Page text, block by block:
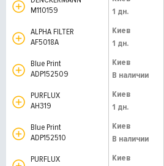
M110159
1 дн.
ALPHA FILTER
AF5018A
Киев
1 дн.
Blue Print
ADP152509
Киев
В наличии
PURFLUX
AH319
Киев
1 дн.
Blue Print
ADP152510
Киев
В наличии
PURFLUX
Киев